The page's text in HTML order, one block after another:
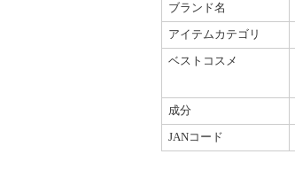
ブランド名
アイテムカテゴリ
ベストコスメ
成分
JANコード